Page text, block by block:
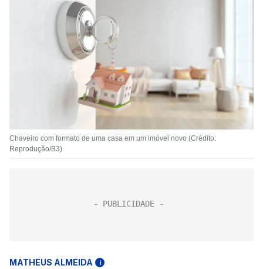
Chaveiro com formato de uma casa em um imóvel novo (Crédito:
Reprodução/B3)
MATHEUS ALMEIDA i